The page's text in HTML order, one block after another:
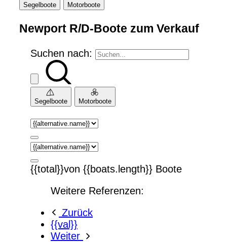
Segelboote Motorboote
Newport R/D-Boote zum Verkauf
Suchen nach:
Segelboote Motorboote
{{total}}von {{boats.length}} Boote
Weitere Referenzen:
Zurück
{{val}}
Weiter